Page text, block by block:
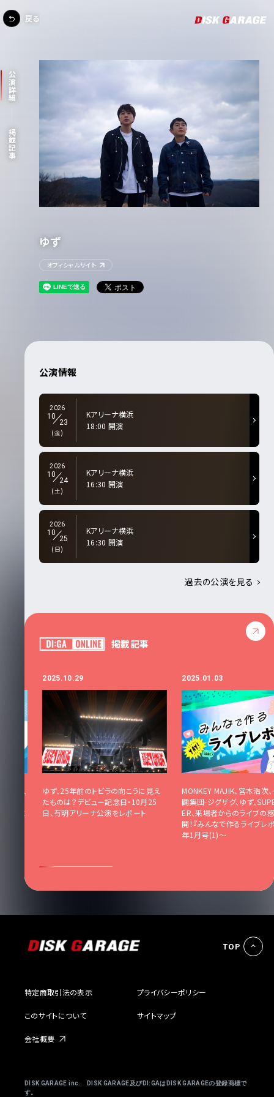
公演詳細
掲載記事
ゆず
オフィシャルサイト
公演情報
2026
10
23
(金)
Kアリーナ横浜
18:00 開演
2026
10
24
(土)
Kアリーナ横浜
16:30 開演
2026
10
25
(日)
Kアリーナ横浜
16:30 開演
過去の公演を見る
掲載記事
晃司、
』に
2025.10.29
ゆず、25年前のトビラの向こうに見え
たものは？デビュー記念日・10月25
日、有明アリーナ公演をレポート
2025.01.03
MONKEY MAJIK、宮本浩次
闢集団-ジグザグ、ゆず、
ER、来場者からのライブの
開！『みんなで作るライブレ
年1月号(1)〜
戻る
TOP
特定商取引法の表示 プライバシーポリシー
このサイトについて サイトマップ
会社概要
DISK GARAGE inc. DISK GARAGE及びDI:GAはDISK GARAGEの登録商標で
す。